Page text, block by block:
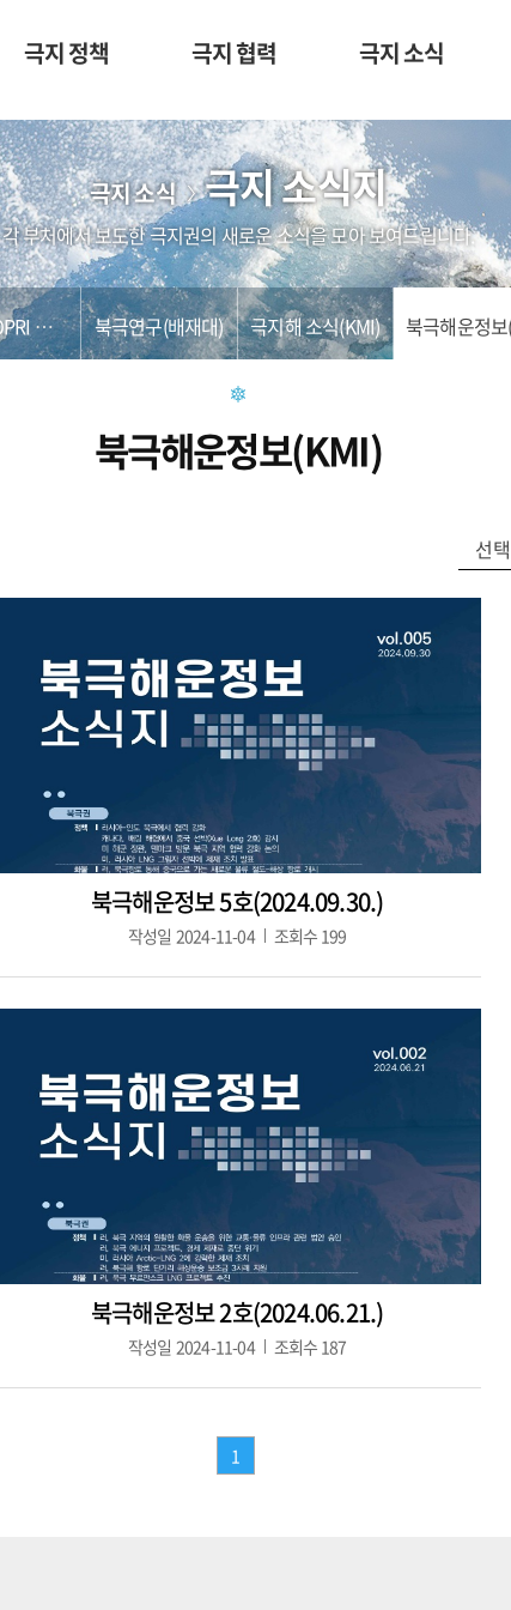
극지 정책 극지 협력 극지 소식
극지 소식 극지 소식지
각 부처에서 보도한 극지권의 새로운 소식을 모아 보여드립니다.
이 외 KOPRI 발간물 북극연구(배재대) 극지해 소식(KMI)
북극해운정보(KMI)
북극해운정보 5호(2024.09.30.)
작성일 2024-11-04 조회수 199
북극해운정보 2호(2024.06.21.)
작성일 2024-11-04 조회수 187
1